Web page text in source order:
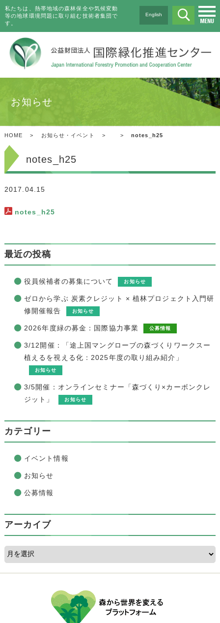
私たちは、熱帯地域の森林保全や気候変動
等の地球環境問題に取り組む技術者集団で
す。
English
お知らせ
HOME > お知らせ・イベント > > notes_h25
notes_h25
2017.04.15
notes_h25
最近の投稿
役員候補者の募集について お知らせ
ゼロから学ぶ 炭素クレジット × 植林プロジェクト入門研
修開催報告
お知らせ
2026年度緑の募金：国際協力事業 公募情報
3/12開催：「途上国マングローブの森づくりワークスー
植えるを視える化：2025年度の取り組み紹介」
お知らせ
3/5開催：オンラインセミナー「森づくり×カーボンクレ
ジット」
お知らせ
カテゴリー
イベント情報
お知らせ
公募情報
アーカイブ